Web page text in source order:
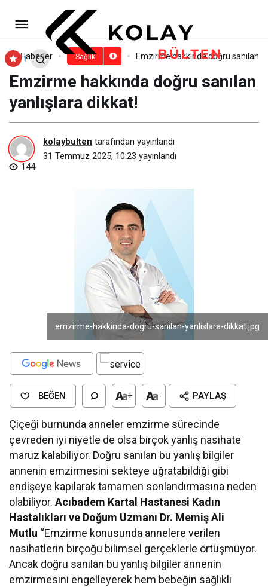
Haberler Sağlık Emzirme hakkında doğru sanılan
Emzirme hakkında doğru sanılan
yanlışlara dikkat!
kolaybulten tarafından yayınlandı
31 Temmuz 2025, 10:23 yayınlandı
144
emzirme-hakkinda-dogru-sanilan-yanlislara-dikkat.jpg
BEĞEN + - PAYLAŞ
Çiçeği burnunda anneler emzirme sürecinde
çevreden iyi niyetle de olsa birçok yanlış nasihate
maruz kalabiliyor. Doğru sanılan bu yanlış bilgiler
annenin emzirmesini sekteye uğratabildiği gibi
endişeye kapılarak tamamen sonlandırmasına neden
olabiliyor.Acıbadem Kartal Hastanesi Kadın
Hastalıkları ve Doğum Uzmanı Dr. Memiş Ali
Mutlu “Emzirme konusunda annelere verilen
nasihatlerin birçoğu bilimsel gerçeklerle örtüşmüyor.
Ancak doğru sanılan bu yanlış bilgiler annenin
emzirmesini engelleyerek hem bebeğin sağlıklı
Akademi ve teknoloji iş
birliğinde ilaç olmayan ürün geliştirildi
Yorum Yap Paylaş